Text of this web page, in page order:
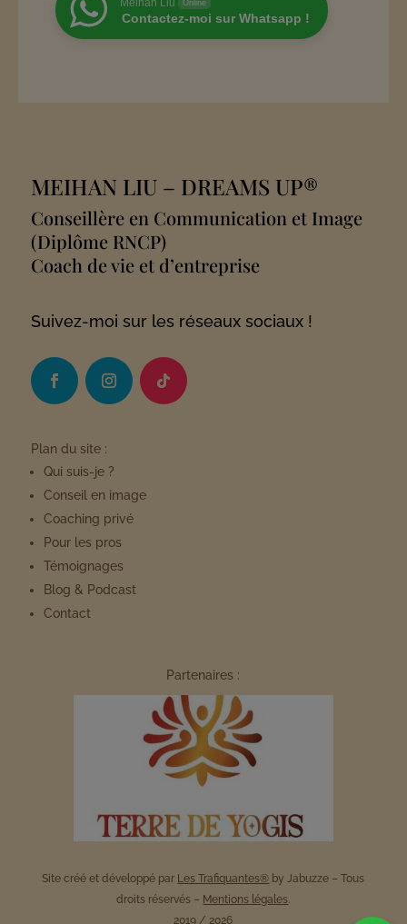
Meihan Liu Online
Contactez-moi sur Whatsapp !
MEIHAN LIU – DREAMS UP®
Conseillère en Communication et Image
(Diplôme RNCP)
Coach de vie et d’entreprise
Suivez-moi sur les réseaux sociaux !
Plan du site :
Qui suis-je ?
Conseil en image
Coaching privé
Pour les pros
Témoignages
Blog & Podcast
Contact
Partenaires :
Site créé et développé par Les Trafiquantes® by Jabuzze – Tous
droits réservés – Mentions légales.
2019 / 2026